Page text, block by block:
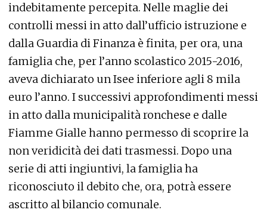
indebitamente percepita. Nelle maglie dei
controlli messi in atto dall’ufficio istruzione e
dalla Guardia di Finanza è finita, per ora, una
famiglia che, per l’anno scolastico 2015-2016,
aveva dichiarato un Isee inferiore agli 8 mila
euro l’anno. I successivi approfondimenti messi
in atto dalla municipalità ronchese e dalle
Fiamme Gialle hanno permesso di scoprire la
non veridicità dei dati trasmessi. Dopo una
serie di atti ingiuntivi, la famiglia ha
riconosciuto il debito che, ora, potrà essere
ascritto al bilancio comunale.